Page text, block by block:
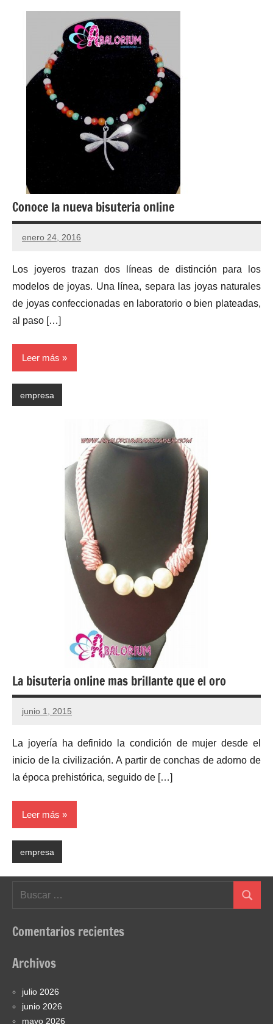
Conoce la nueva bisuteria online
enero 24, 2016
Los joyeros trazan dos líneas de distinción para los
modelos de joyas. Una línea, separa las joyas naturales
de joyas confeccionadas en laboratorio o bien plateadas,
al paso […]
Leer más
empresa
La bisuteria online mas brillante que el oro
junio 1, 2015
No
comentarios
La joyería ha definido la condición de mujer desde el
inicio de la civilización. A partir de conchas de adorno de
la época prehistórica, seguido de […]
Leer más
empresa
Buscar
Comentarios recientes
Archivos
julio 2026
junio 2026
mayo 2026